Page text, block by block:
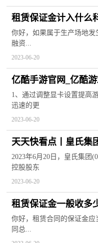
租赁保证金计入什么
你好，如果属于生产场地
融资...
2023-06-20
亿酷手游官网_亿酷
1、通过调整显卡设置提高
迅速的更
2023-06-20
天天快看点丨皇氏集
股，占公司总股本的
2023年6月20日，皇氏集团
控股股东
2023-06-20
租赁保证金一般收多
是什么？
你好，租赁合同的保证金
同总...